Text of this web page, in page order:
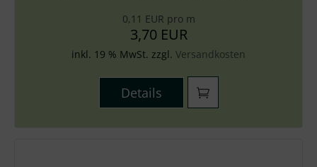
0,11 EUR pro m
3,70 EUR
inkl. 19 % MwSt. zzgl. Versandkosten
Details